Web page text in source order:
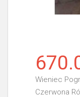
Wieniec
Czerwona